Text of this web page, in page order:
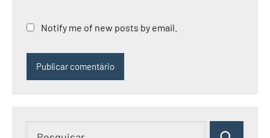
Notify me of new posts by email.